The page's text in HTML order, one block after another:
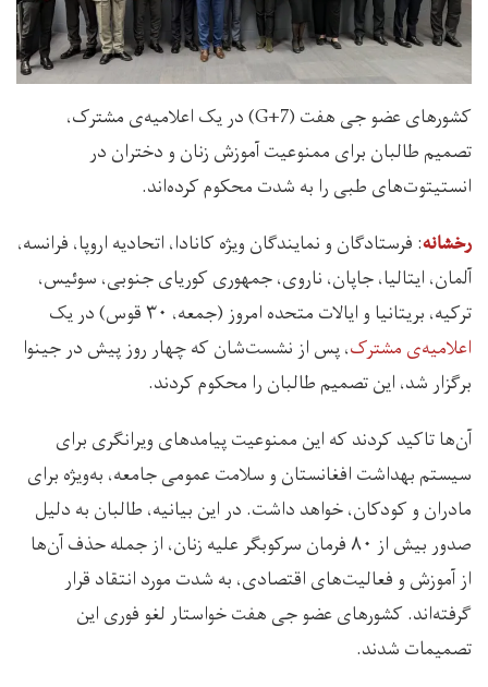
کشورهای عضو جی هفت (G+7) در یک اعلامیه‌ی مشترک،
تصمیم طالبان برای ممنوعیت آموزش زنان و دختران در
انستیتوت‌های طبی را به شدت محکوم کرده‌اند.
رخشانه: فرستادگان و نمایندگان ویژه کانادا، اتحادیه اروپا، فرانسه،
آلمان، ایتالیا، جاپان، ناروی، جمهوری کوریای جنوبی، سوئیس،
ترکیه، بریتانیا و ایالات متحده امروز (جمعه، ۳۰ قوس) در یک
اعلامیه‌ی مشترک، پس از نشست‌شان که چهار روز پیش در جینوا
برگزار شد، این تصمیم طالبان را محکوم کردند.
آن‌ها تاکید کردند که این ممنوعیت پیامدهای ویرانگری برای
سیستم بهداشت افغانستان و سلامت عمومی جامعه، به‌ویژه برای
مادران و کودکان، خواهد داشت. در این بیانیه، طالبان به دلیل
صدور بیش از ۸۰ فرمان سرکوبگر علیه زنان، از جمله حذف آن‌ها
از آموزش و فعالیت‌های اقتصادی، به شدت مورد انتقاد قرار
گرفته‌اند. کشورهای عضو جی هفت خواستار لغو فوری این
تصمیمات شدند.